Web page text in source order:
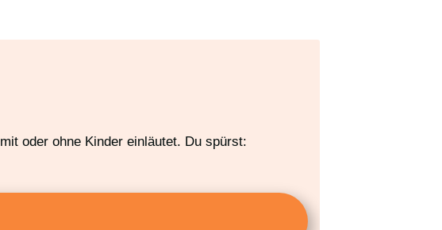
oder ohne Kinder einläutet. Du spürst: